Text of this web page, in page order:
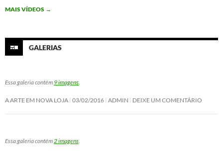
k
n
MAIS VÍDEOS →
GALERIAS
Essa galeria contém 9 imagens
A ARTE EM NOVA LOJA 03/02/2016 ADMIN DEIXE UM COMENTÁRIO
Essa galeria contém 2 imagens